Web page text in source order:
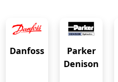
Danfoss
Parker
Denison